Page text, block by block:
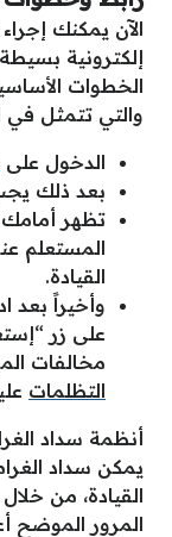
الآن يمكنك
إلكترونية
الخطوات
والتي تتمثل في
الدخول على
بعد ذلك
تظهر أمامك
المستعلم
القيادة.
وأخيراً بعد
على زر
مخالفات المرور 2025,
التظلمات
أنظمة سداد
يمكن سداد
القيادة، من
المرور الموضح